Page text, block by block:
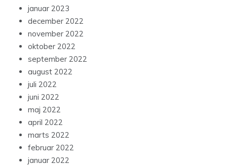
januar 2023
december 2022
november 2022
oktober 2022
september 2022
august 2022
juli 2022
juni 2022
maj 2022
april 2022
marts 2022
februar 2022
januar 2022